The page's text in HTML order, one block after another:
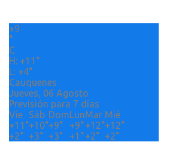
s
+9
°
C
H: +11°
L: +4°
Cauquenes
Jueves, 06 Agosto
Previsión para 7 días
Vie
Sáb DomLunMar Mié
+11°+10°+9° +9°+12°+12°
+2° +3° +3° +1°+2° +2°